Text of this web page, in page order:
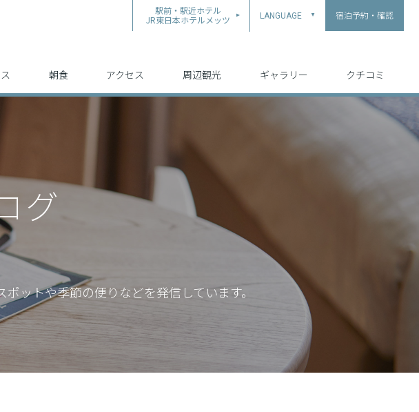
駅前・駅近ホテル
JR東日本ホテルメッツ
LANGUAGE ▲ 宿泊予約・確認
朝食 アクセス 周辺観光 ギャラリー クチコミ
グ
ットや季節の便りなどを発信しています。